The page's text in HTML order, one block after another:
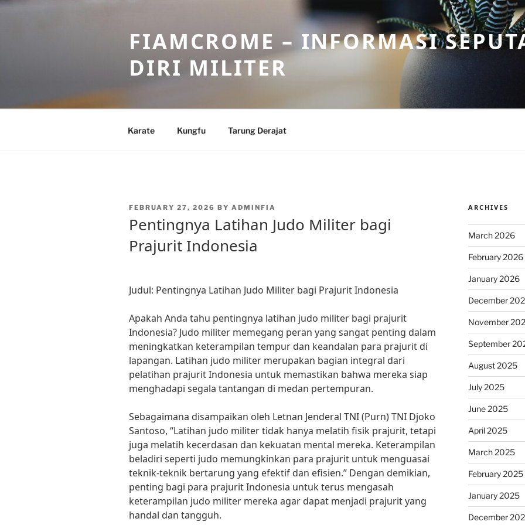
Skip
FIAMCROME – INFORMASI
DIRI MILITER
Karate Kungfu Tarung Derajat
POSTED
FEBRUARY 27, 2026 BY ADMINFIA
Pentingnya Latihan Judo Militer bagi
Prajurit Indonesia
Judul: Pentingnya Latihan Judo Militer bagi Prajurit Indonesia
Apakah Anda tahu pentingnya latihan judo militer bagi prajurit
Indonesia? Judo militer memegang peran yang sangat penting dalam
meningkatkan keterampilan tempur dan keandalan para prajurit di
lapangan. Latihan judo militer merupakan bagian integral dari
pelatihan prajurit Indonesia untuk memastikan bahwa mereka siap
menghadapi segala tantangan di medan pertempuran.
Sebagaimana disampaikan oleh Letnan Jenderal TNI (Purn) TNI Djoko
Santoso, “Latihan judo militer tidak hanya melatih fisik prajurit, tetapi
juga melatih kecerdasan dan kekuatan mental mereka. Keterampilan
beladiri seperti judo memungkinkan para prajurit untuk menguasai
teknik-teknik bertarung yang efektif dan efisien.” Dengan demikian,
penting bagi para prajurit Indonesia untuk terus mengasah
keterampilan judo militer mereka agar dapat menjadi prajurit yang
handal dan tangguh.
ARCHIVES
March 2026
February 2026
January 2026
December
November
September
August 2025
July 2025
June 2025
April 2025
March 2025
February 2025
January 2025
December